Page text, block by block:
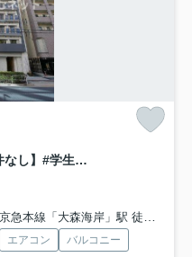
大森海岸レジデンス【おとり物件なし】#学生・社会人にオススメ！初期費用分割払いOK！
京急本線「大森海岸」駅 徒歩6分
エアコン
バルコニー